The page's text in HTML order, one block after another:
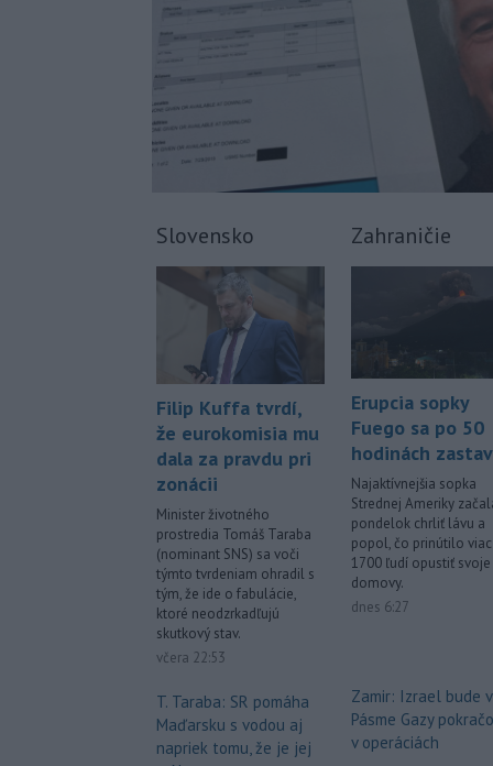
Slovensko
Filip Kuffa tvrdí,
že eurokomisia mu
dala za pravdu pri
zonácii
Minister životného
prostredia Tomáš Taraba
(nominant SNS) sa voči
týmto tvrdeniam ohradil s
tým, že ide o fabulácie,
ktoré neodzrkadľujú
skutkový stav.
včera 22:53
T. Taraba: SR pomáha
Maďarsku s vodou aj
napriek tomu, že je jej
Zahraničie
Erupcia sopky
Fuego sa po 50
hodinách
Najaktívnejšia sopka
Strednej Ameriky
pondelok chrliť lávu a
popol, čo prinútilo
1700 ľudí opustiť svoje
domovy.
dnes 6:27
Zamir: Izrael bude v
Pásme Gazy
v operáciách